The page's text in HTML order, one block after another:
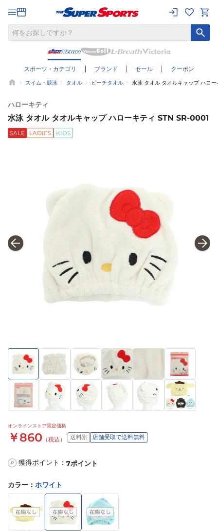
スポーツ・カテゴリ ブランド セール クーポン
スイム・競泳 タオル ビーチタオル 水泳 タオル タオルキャップ ハロ
ハローキティ
水泳 タオル タオルキャップ ハローキティ STN SR-0001
SALE LADIES KIDS
オンラインストア限定価格
￥860 （税込） 送料別 店舗受取で送料無料
P 獲得ポイント： 7ポイント
カラー ： ホワイト